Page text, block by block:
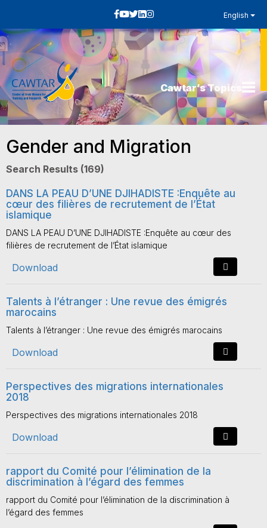
English
Cawtar’s Topics
Gender and Migration
Search Results (169)
DANS LA PEAU D’UNE DJIHADISTE :Enquête au
cœur des filières de recrutement de l’État
islamique
DANS LA PEAU D’UNE DJIHADISTE :Enquête au cœur des
filières de recrutement de l’État islamique
Download
Talents à l’étranger : Une revue des émigrés
marocains
Talents à l’étranger : Une revue des émigrés marocains
Download
Perspectives des migrations internationales
2018
Perspectives des migrations internationales 2018
Download
rapport du Comité pour l’élimination de la
discrimination à l’égard des femmes
rapport du Comité pour l’élimination de la discrimination à
l’égard des femmes